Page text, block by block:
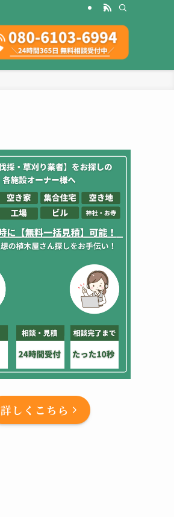
詳しくこちら